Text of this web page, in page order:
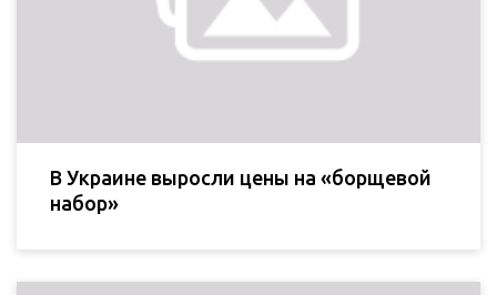
В Украине выросли цены на «борщевой
набор»